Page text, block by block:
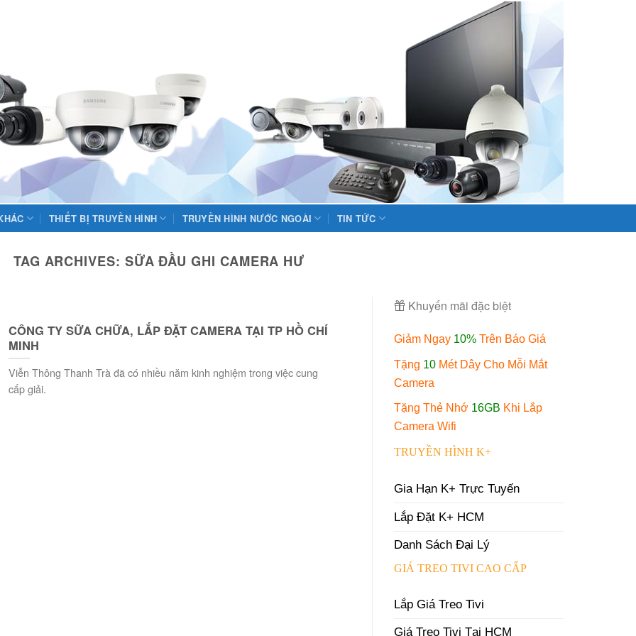
THIẾT BỊ TRUYỀN HÌNH TRUYỀN HÌNH NƯỚC NGOÀI TIN TỨC
TAG ARCHIVES: SỮA ĐẦU GHI CAMERA HƯ
CÔNG TY SỮA CHỮA, LẮP ĐẶT CAMERA TẠI TP HỒ CHÍ
MINH
Viễn Thông Thanh Trà đã có nhiều năm kinh nghiệm trong việc cung
cấp giải.
Khuyến mãi đặc biệt
Giảm Ngay 10% Trên Báo Giá
Tặng 10 Mét Dây Cho Mỗi Mắt
Camera
Tặng Thẻ Nhớ 16GB Khi Lắp
Camera Wifi
TRUYỀN HÌNH K+
Gia Hạn K+ Trực Tuyến
Lắp Đặt K+ HCM
Danh Sách Đại Lý
GIÁ TREO TIVI CAO CẤP
Lắp Giá Treo Tivi
Giá Treo Tivi Tại HCM